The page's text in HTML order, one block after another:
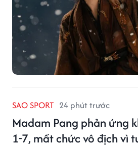
SAO SPORT 24 phút trước
Madam Pang phản ứng
1-7, mất chức vô địch vì